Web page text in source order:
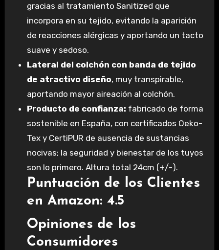
gracias al tratamiento Sanitized que
incorpora en su tejido, evitando la aparición
de reacciones alérgicas y aportando un tacto
suave y sedoso.
Lateral del colchón con banda de tejido
de atractivo diseño, muy transpirable,
aportando mayor aireación al colchón.
Producto de confianza: fabricado de forma
sostenible en España, con certificados Oeko-
Tex y CertiPUR de ausencia de sustancias
nocivas; la seguridad y bienestar de los tuyos
son lo primero. Altura total 24cm (+/-).
Puntuación de los Clientes
en Amazon: 4.5
Opiniones de los
Consumidores